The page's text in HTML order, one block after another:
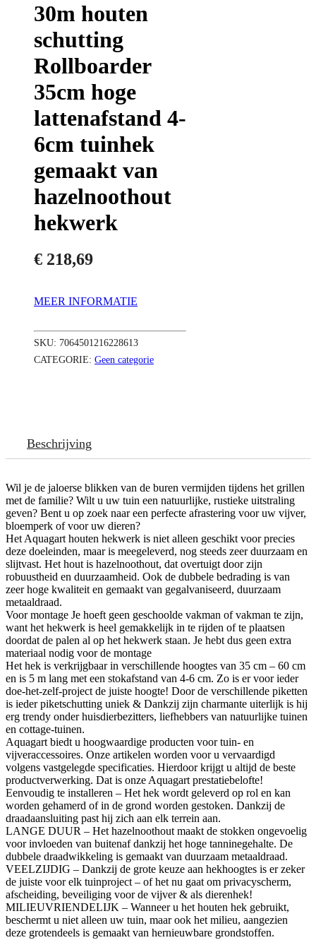
30m houten
schutting
Rollboarder
35cm hoge
lattenafstand 4-
6cm tuinhek
gemaakt van
hazelnoothout
hekwerk
€ 218,69
MEER INFORMATIE
SKU: 7064501216228613
CATEGORIE: Geen categorie
Beschrijving
Wil je de jaloerse blikken van de buren vermijden tijdens het grillen
met de familie? Wilt u uw tuin een natuurlijke, rustieke uitstraling
geven? Bent u op zoek naar een perfecte afrastering voor uw vijver,
bloemperk of voor uw dieren?
Het Aquagart houten hekwerk is niet alleen geschikt voor precies
deze doeleinden, maar is meegeleverd, nog steeds zeer duurzaam en
slijtvast. Het hout is hazelnoothout, dat overtuigt door zijn
robuustheid en duurzaamheid. Ook de dubbele bedrading is van
zeer hoge kwaliteit en gemaakt van gegalvaniseerd, duurzaam
metaaldraad.
Voor montage Je hoeft geen geschoolde vakman of vakman te zijn,
want het hekwerk is heel gemakkelijk in te rijden of te plaatsen
doordat de palen al op het hekwerk staan. Je hebt dus geen extra
materiaal nodig voor de montage
Het hek is verkrijgbaar in verschillende hoogtes van 35 cm – 60 cm
en is 5 m lang met een stokafstand van 4-6 cm. Zo is er voor ieder
doe-het-zelf-project de juiste hoogte! Door de verschillende piketten
is ieder piketschutting uniek & Dankzij zijn charmante uiterlijk is hij
erg trendy onder huisdierbezitters, liefhebbers van natuurlijke tuinen
en cottage-tuinen.
Aquagart biedt u hoogwaardige producten voor tuin- en
vijveraccessoires. Onze artikelen worden voor u vervaardigd
volgens vastgelegde specificaties. Hierdoor krijgt u altijd de beste
productverwerking. Dat is onze Aquagart prestatiebelofte!
Eenvoudig te installeren – Het hek wordt geleverd op rol en kan
worden gehamerd of in de grond worden gestoken. Dankzij de
draadaansluiting past hij zich aan elk terrein aan.
LANGE DUUR – Het hazelnoothout maakt de stokken ongevoelig
voor invloeden van buitenaf dankzij het hoge tanninegehalte. De
dubbele draadwikkeling is gemaakt van duurzaam metaaldraad.
VEELZIJDIG – Dankzij de grote keuze aan hekhoogtes is er zeker
de juiste voor elk tuinproject – of het nu gaat om privacyscherm,
afscheiding, beveiliging voor de vijver & als dierenhek!
MILIEUVRIENDELIJK – Wanneer u het houten hek gebruikt,
beschermt u niet alleen uw tuin, maar ook het milieu, aangezien
deze grotendeels is gemaakt van hernieuwbare grondstoffen.